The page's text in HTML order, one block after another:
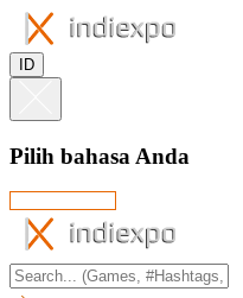
ID
Pilih bahasa Anda